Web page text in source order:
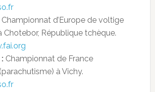
Championnat d’Europe de voltige
Chotebor, République tchèque.
Championnat de France
à Vichy.